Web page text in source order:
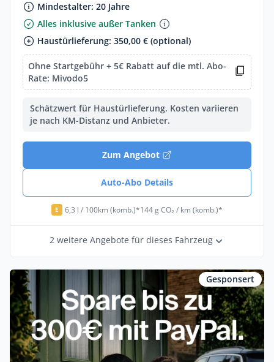
Mindestalter: 20 Jahre
Alles inklusive außer Tanken
Haustürlieferung: 350,00 € (optional)
Ohne Startgebühr + 5€ Rabatt auf die mtl. Abo-
Rate: Mivodo5
Schätzwert für Haustürlieferung. Kosten variieren
je nach KM-Distanz und Anbieter.
Zum Angebot
Auto-Abo Details
E 6,3 l / 100km (komb.)*144 g CO₂ / km (komb.)*
2 weitere Angebote für dieses Fahrzeug
Gesponsert